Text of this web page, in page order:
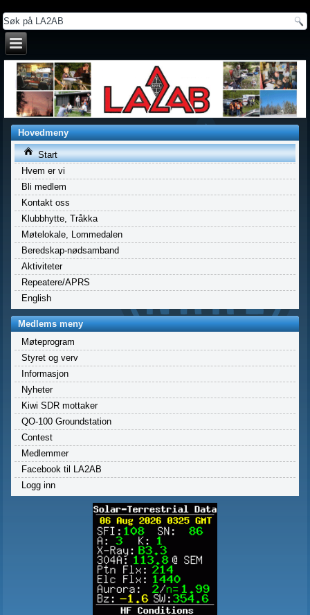
Hovedmeny
Start
Hvem er vi
Bli medlem
Kontakt oss
Klubbhytte, Tråkka
Møtelokale, Lommedalen
Beredskap-nødsamband
Aktiviteter
Repeatere/APRS
English
Medlems meny
Møteprogram
Styret og verv
Informasjon
Nyheter
Kiwi SDR mottaker
QO-100 Groundstation
Contest
Medlemmer
Facebook til LA2AB
Logg inn